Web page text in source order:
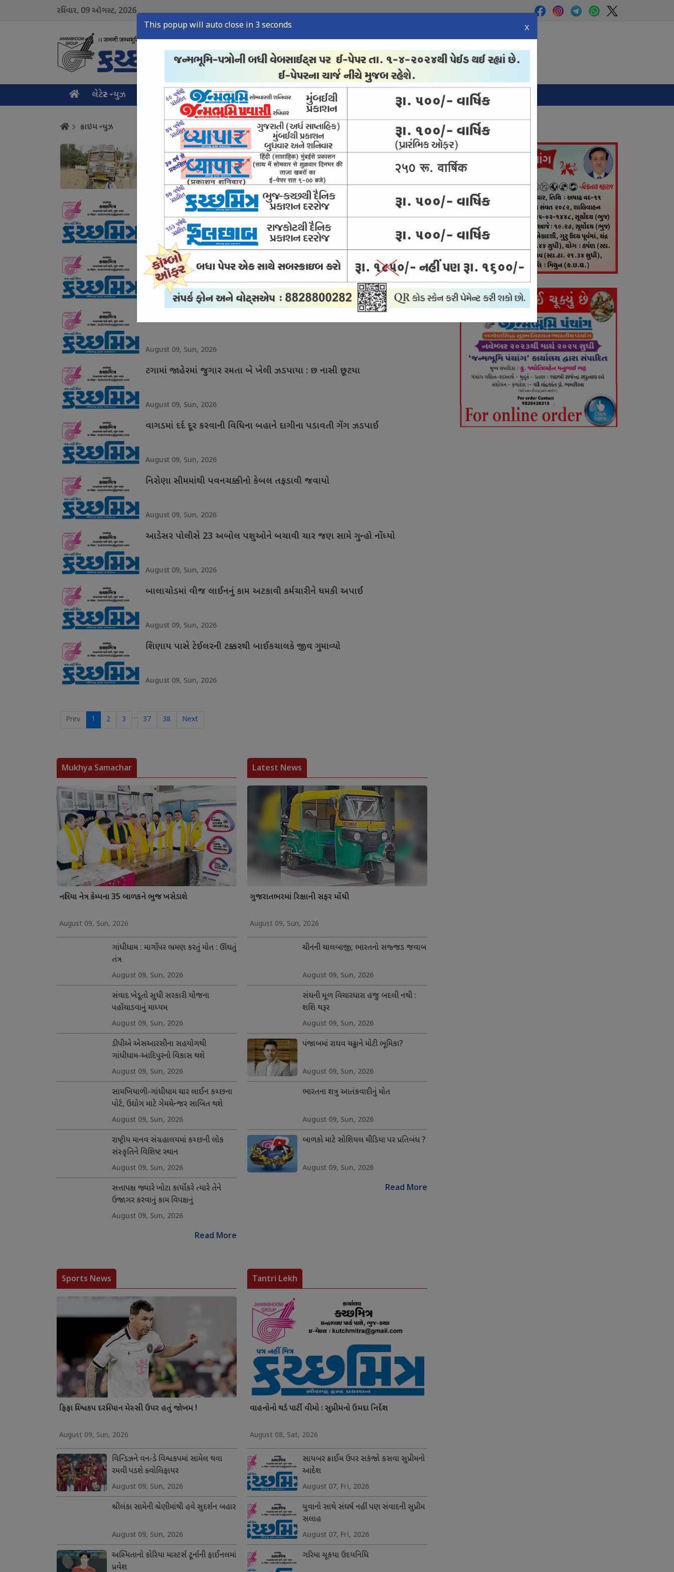
રવિવાર, 09ઑગસ્ટ, 2026
લેટેસ્ટ ન્યુઝ મુખ્ય સમાચાર ક્રાઇમ ન્યુઝ સ્પોર્ટ્સ ન્યુઝ તંત્રી લેખ ઈ-પેપર
This popup will auto close in 2 seconds X
ક્રાઇમ ન્યુઝ
નલિયા પોલીસે કોલસો લઇ જતી ટ્રક પકડી : બે શખ્સની અટકાયત
August 09, Sun, 2026
ગાંધીધામના શિપિંગ ઉદ્યોગકાર સાથે 1.50 કરોડની ઠગાઈ
August 09, Sun, 2026
એસબીઆઈની એપ ડાઉનલોડ કરાવવાનાં બહાને વૃદ્ધ સાથે 3.45 લાખની ઠગાઈ
August 09, Sun, 2026
August 09, Sun, 2026
ટગામાં જાહેરમાં જુગાર રમતા બે ખેલી ઝડપાયા : છ નાસી છૂટયા
August 09, Sun, 2026
વાગડમાં દર્દ દૂર કરવાની વિધિના બહાને દાગીના પડાવતી ગેંગ ઝડપાઈ
August 09, Sun, 2026
નિરોણા સીમમાંથી પવનચક્કીનો કેબલ તફડાવી જવાયો
August 09, Sun, 2026
આડેસર પોલીસે 23 અબોલ પશુઓને બચાવી ચાર જણ સામે ગુન્હો નોંધ્યો
August 09, Sun, 2026
બાલાચોડમાં વીજ લાઈનનું કામ અટકાવી કર્મચારીને ધમકી અપાઈ
August 09, Sun, 2026
શિણાય પાસે ટેઈલરની ટક્કરથી બાઈકચાલકે જીવ ગુમાવ્યો
August 09, Sun, 2026
Prev 1 2 3 … 37 38 Next
Panchang
Mukhya Samachar
નલિયા નેત્ર કેમ્પના 35 બાળકને ભુજ ખસેડાશે
August 09, Sun, 2026
ગાંધીધામ : માર્ગો પર ભ્રમણ કરતું મોત : ઊંઘતું
તંત્ર
August 09, Sun, 2026
સંવાદ ખેડૂતો સુધી સરકારી યોજના
પહોંચાડવાનું માધ્યમ
August 09, Sun, 2026
ડીપીએ એસઆરસીના સહયોગથી
ગાંધીધામ-આદિપુરનો વિકાસ થશે
August 09, Sun, 2026
સામખિયાળી-ગાંધીધામ ચાર લાઈન કચ્છના
પોર્ટ, ઉદ્યોગ માટે ગેમચેન્જર સાબિત થશે
August 09, Sun, 2026
રાષ્ટ્રીય માનવ સંગ્રહાલયમાં કચ્છની લોક
સંસ્કૃતિને વિશિષ્ટ સ્થાન
August 09, Sun, 2026
સત્તાપક્ષ જ્યારે ખોટા કાર્યો કરે ત્યારે તેને
ઉજાગર કરવાનું કામ વિપક્ષનું
August 09, Sun, 2026
Read More
Latest News
ગુજરાતભરમાં રિક્ષાની સફર મોંઘી
August 09, Sun, 2026
ચીનની ચાલબાજી; ભારતનો સજ્જડ જવાબ
August 09, Sun, 2026
સંઘની મૂળ વિચારધારા હજુ બદલી નથી :
શશિ થરૂર
August 09, Sun, 2026
પંજાબમાં રાઘવ ચઢ્ઢાને મોટી ભૂમિકા?
August 09, Sun, 2026
ભારતના શત્રુ આતંકવાદીનું મોત
August 09, Sun, 2026
બાળકો માટે સોશિયલ મીડિયા પર પ્રતિબંધ ?
August 09, Sun, 2026
Read More
Sports News
ફિફા વિશ્વકપ દરમિયાન મેસ્સી ઉપર હતું જોખમ !
August 09, Sun, 2026
વિન્ડિઝને વન-ડે વિશ્વકપમાં સામેલ થવા
રમવી પડશે ક્વોલિફાયર
August 09, Sun, 2026
શ્રીલંકા સામેની શ્રેણીમાંથી હવે સુદર્શન બહાર
August 09, Sun, 2026
અસ્મિતાનો કોરિયા માસ્ટર્સ ટૂર્નાની ફાઈનલમાં
પ્રવેશ
Tantri Lekh
વાહનોનો થર્ડ પાર્ટી વીમો : સુપ્રીમનો ઉમદા નિર્દેશ
August 08, Sat, 2026
સાયબર ક્રાઈમ ઉપર સકંજો કસવા સુપ્રીમનો
આદેશ
August 07, Fri, 2026
યુવાનો સાથે સંઘર્ષ નહીં પણ સંવાદની સુપ્રીમ
સલાહ
August 07, Fri, 2026
ગરિમા ચૂકયા ઉદયનિધિ